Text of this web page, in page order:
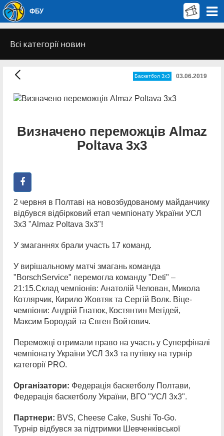
ФБУ
Всі категорії новин
Баскетбол 3х3 03.06.2019
Визначено переможців Almaz
Poltava 3x3
2 червня в Полтаві на новозбудованому майданчику
відбувся відбірковий етап чемпіонату України УСЛ
3х3 "Almaz Poltava 3x3"!
У змаганнях брали участь 17 команд.
У вирішальному матчі змагань команда
"BorschService" перемогла команду "Deti" –
21:15.Склад чемпіонів: Анатолій Челован, Микола
Котлярчик, Кирило Жовтяк та Сергій Волк. Віце-
чемпіони: Андрій Гнатюк, Костянтин Мегідей,
Максим Бородай та Євген Войтович.
Переможці отримали право на участь у Суперфіналі
чемпіонату України УСЛ 3х3 та путівку на турнір
категорії PRO.
Організатори: Федерація баскетболу Полтави,
Федерація баскетболу України, ВГО "УСЛ 3х3".
Партнери: BVS, Cheese Cake, Sushi To-Go.
Турнір відбувся за підтримки Шевченківської